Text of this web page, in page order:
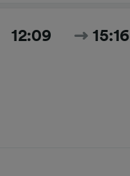
12:09 15:16